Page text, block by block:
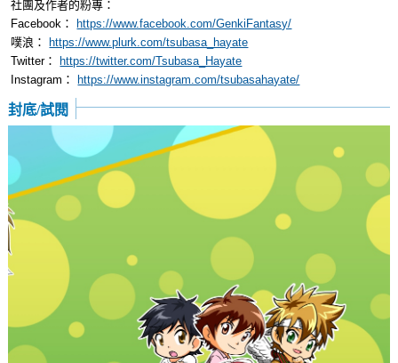
社團及作者的粉專：
Facebook：
https://www.facebook.com/GenkiFantasy/
噗浪：
https://www.plurk.com/tsubasa_hayate
Twitter：
https://twitter.com/Tsubasa_Hayate
Instagram：
https://www.instagram.com/tsubasahayate/
封底/試閱